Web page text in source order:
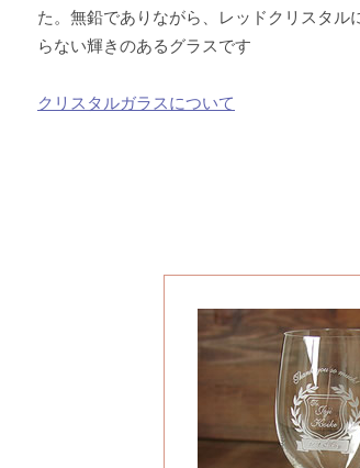
た。無鉛でありながら、レッドクリスタル
らない輝きのあるグラスです
クリスタルガラスについて